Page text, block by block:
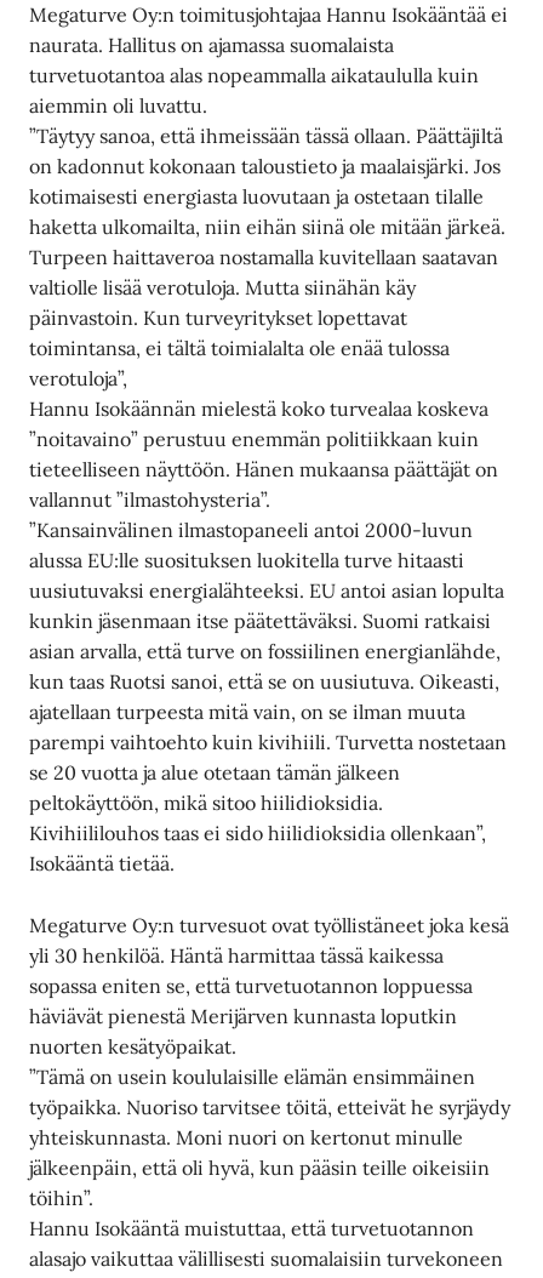
Megaturve Oy:n toimitusjohtajaa Hannu Isokääntää ei
naurata. Hallitus on ajamassa suomalaista
turvetuotantoa alas nopeammalla aikataululla kuin
aiemmin oli luvattu.
”Täytyy sanoa, että ihmeissään tässä ollaan. Päättäjiltä
on kadonnut kokonaan taloustieto ja maalaisjärki. Jos
kotimaisesti energiasta luovutaan ja ostetaan tilalle
haketta ulkomailta, niin eihän siinä ole mitään järkeä.
Turpeen haittaveroa nostamalla kuvitellaan saatavan
valtiolle lisää verotuloja. Mutta siinähän käy
päinvastoin. Kun turveyritykset lopettavat
toimintansa, ei tältä toimialalta ole enää tulossa
verotuloja”,
Hannu Isokäännän mielestä koko turvealaa koskeva
”noitavaino” perustuu enemmän politiikkaan kuin
tieteelliseen näyttöön. Hänen mukaansa päättäjät on
vallannut ”ilmastohysteria”.
”Kansainvälinen ilmastopaneeli antoi 2000-luvun
alussa EU:lle suosituksen luokitella turve hitaasti
uusiutuvaksi energialähteeksi. EU antoi asian lopulta
kunkin jäsenmaan itse päätettäväksi. Suomi ratkaisi
asian arvalla, että turve on fossiilinen energianlähde,
kun taas Ruotsi sanoi, että se on uusiutuva. Oikeasti,
ajatellaan turpeesta mitä vain, on se ilman muuta
parempi vaihtoehto kuin kivihiili. Turvetta nostetaan
se 20 vuotta ja alue otetaan tämän jälkeen
peltokäyttöön, mikä sitoo hiilidioksidia.
Kivihiililouhos taas ei sido hiilidioksidia ollenkaan”,
Isokääntä tietää.
Megaturve Oy:n turvesuot ovat työllistäneet joka kesä
yli 30 henkilöä. Häntä harmittaa tässä kaikessa
sopassa eniten se, että turvetuotannon loppuessa
häviävät pienestä Merijärven kunnasta loputkin
nuorten kesätyöpaikat.
”Tämä on usein koululaisille elämän ensimmäinen
työpaikka. Nuoriso tarvitsee töitä, etteivät he syrjäydy
yhteiskunnasta. Moni nuori on kertonut minulle
jälkeenpäin, että oli hyvä, kun pääsin teille oikeisiin
töihin”.
Hannu Isokääntä muistuttaa, että turvetuotannon
alasajo vaikuttaa välillisesti suomalaisiin turvekoneen